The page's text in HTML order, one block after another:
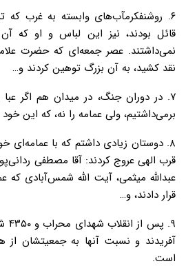
۶. روشنفکرمآب‌های وابسته به غرب که
قائل بودند، نیز این لباس و او
نمی‌داشتند. عصر جمعه‌ای که حضرت
نقد کشید، به آن بزرگ توهین کردند و…
۷. در دوران جنگ، در میدان هم اگر عبا
برمی‌داشتیم، ولی عمامه را نه، که این
۸. دوستان زیادی داشتم که با عمامه‌ای
قرب الهی عروج کردند: آقا مصطفی
عبدالله میثمی، آیت الله شمس‌آبادی
قرار دادند، و…
آفریدند و نسبت آنها به جمعیتشان از
است.